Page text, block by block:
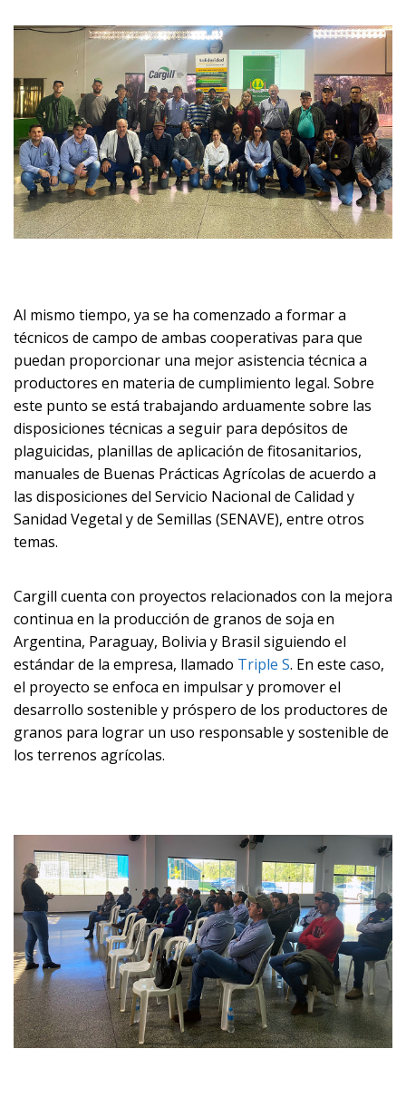
Al mismo tiempo, ya se ha comenzado a formar a
técnicos de campo de ambas cooperativas para que
puedan proporcionar una mejor asistencia técnica a
productores en materia de cumplimiento legal. Sobre
este punto se está trabajando arduamente sobre las
disposiciones técnicas a seguir para depósitos de
plaguicidas, planillas de aplicación de fitosanitarios,
manuales de Buenas Prácticas Agrícolas de acuerdo a
las disposiciones del Servicio Nacional de Calidad y
Sanidad Vegetal y de Semillas (SENAVE), entre otros
temas.
Cargill cuenta con proyectos relacionados con la mejora
continua en la producción de granos de soja en
Argentina, Paraguay, Bolivia y Brasil siguiendo el
estándar de la empresa, llamado Triple S. En este caso,
el proyecto se enfoca en impulsar y promover el
desarrollo sostenible y próspero de los productores de
granos para lograr un uso responsable y sostenible de
los terrenos agrícolas.